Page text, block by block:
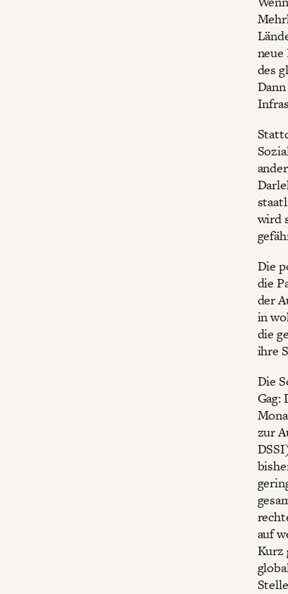
des
wird
Die
die
der
in
die
ihre
Die
Gag:
zur
auf
Kurz